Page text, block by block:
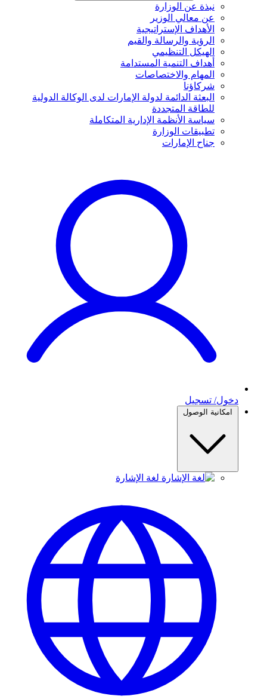
نبذة عن الوزارة
عن معالي الوزير
الأهداف الإستراتيجية
الرؤية والرسالة والقيم
الهيكل التنظيمي
أهداف التنمية المستدامة
المهام والاختصاصات
شركاؤنا
البعثة الدائمة لدولة الإمارات لدى الوكالة الدولية
للطاقة المتجددة
سياسة الأنظمة الإدارية المتكاملة
تطبيقات الوزارة
جناح الإمارات
دخول/ تسجيل
امكانية الوصول
لغة الإشارة